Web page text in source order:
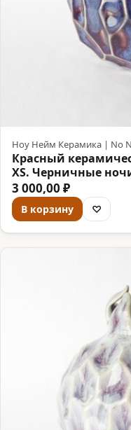
Ноу Нейм Керамика | No
Красный
XS. Черничные
3 000,00 ₽
В корзину ♡